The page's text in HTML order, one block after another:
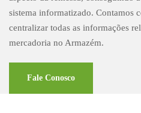
sistema informatizado. Contamos
centralizar todas as informações
mercadoria no Armazém.
Fale Conosco